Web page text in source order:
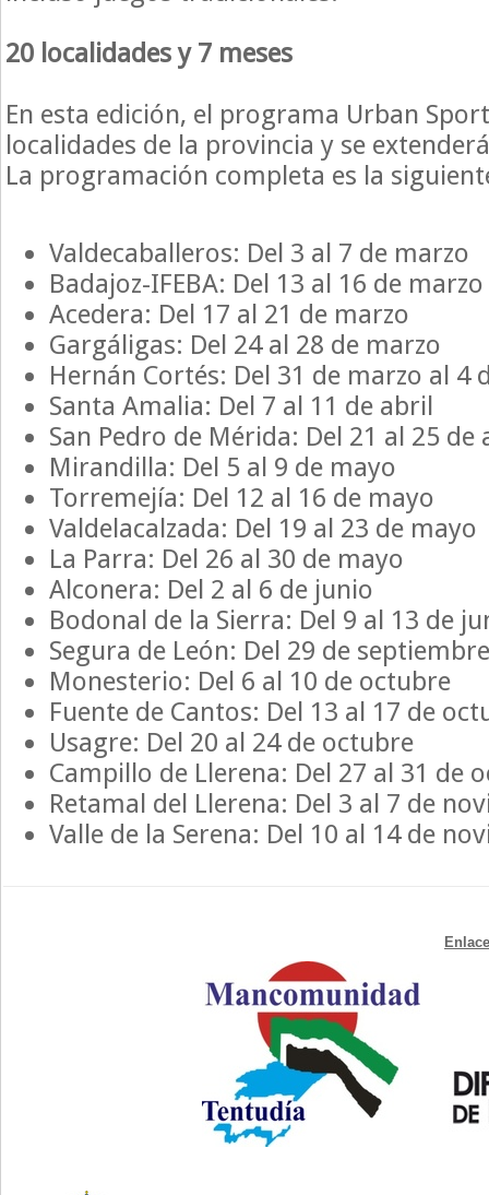
20 localidades y 7 meses
En esta edición, el programa Urban
localidades de la provincia y se
La programación completa es la
Valdecaballeros: Del 3 al 7 de marzo
Badajoz-IFEBA: Del 13 al 16 de marzo
Acedera: Del 17 al 21 de marzo
Gargáligas: Del 24 al 28 de marzo
Hernán Cortés: Del 31 de marzo al 4
Santa Amalia: Del 7 al 11 de abril
San Pedro de Mérida: Del 21 al 25 de
Mirandilla: Del 5 al 9 de mayo
Torremejía: Del 12 al 16 de mayo
Valdelacalzada: Del 19 al 23 de mayo
La Parra: Del 26 al 30 de mayo
Alconera: Del 2 al 6 de junio
Bodonal de la Sierra: Del 9 al 13 de
Segura de León: Del 29 de
Monesterio: Del 6 al 10 de octubre
Fuente de Cantos: Del 13 al 17 de
Usagre: Del 20 al 24 de octubre
Campillo de Llerena: Del 27 al 31 de
Retamal del Llerena: Del 3 al 7 de
Valle de la Serena: Del 10 al 14 de